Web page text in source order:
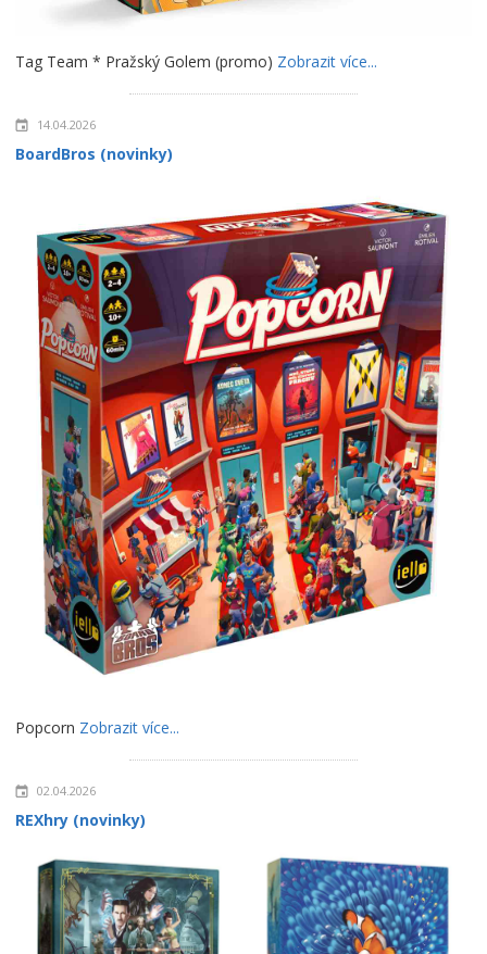
Tag Team * Pražský Golem (promo) Zobrazit více...
14.04.2026
BoardBros (novinky)
Popcorn Zobrazit více...
02.04.2026
REXhry (novinky)